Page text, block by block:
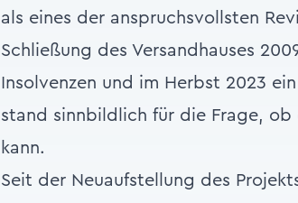
als eines der anspruchsvollsten
Schließung des Versandhauses
Insolvenzen und im Herbst 2023
stand sinnbildlich für die Frage, ob
kann.
Seit der Neuaufstellung des